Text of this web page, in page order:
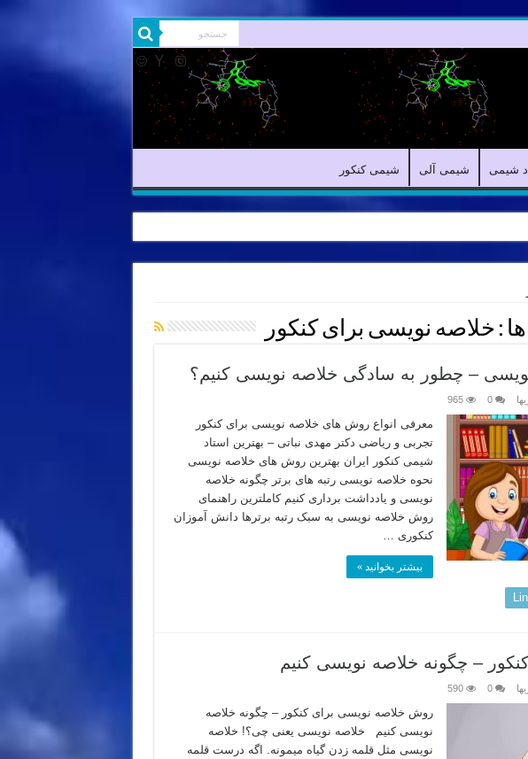
شیمی شیمی آلی شیمی کنکور
: خلاصه نویسی برای کنکور
– چطور به سادگی خلاصه نویسی کنیم؟
0
965
معرفی انواع روش های خلاصه نویسی برای کنکور
تجربی و ریاضی دکتر مهدی نباتی – بهترین استاد
شیمی کنکور ایران بهترین روش های خلاصه نویسی
نحوه خلاصه نویسی رتبه های برتر چگونه خلاصه
نویسی و یادداشت برداری کنیم کاملترین راهنمای
روش خلاصه نویسی به سبک رتبه برترها دانش آموزان
کنکوری …
بیشتر بخوانید »
– چگونه خلاصه نویسی کنیم
0
590
روش خلاصه نویسی برای کنکور – چگونه خلاصه
نویسی کنیم خلاصه نویسی یعنی چی؟! خلاصه
نویسی مثل قلمه زدن گیاه میمونه. اگه درست قلمه